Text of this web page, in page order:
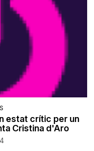
estat crític per un
Cristina d'Aro